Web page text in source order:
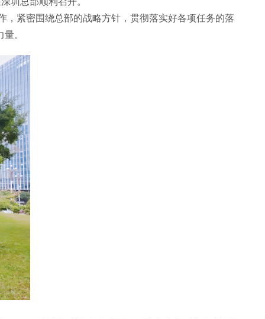
紧密围绕总部的战略方针，贯彻落实好各项任务的落
。